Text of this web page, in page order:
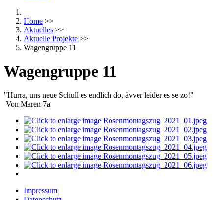
Home >>
Aktuelles >>
Aktuelle Projekte >>
Wagengruppe 11
Wagengruppe 11
"Hurra, uns neue Schull es endlich do, ävver leider es se zo!"
Von Maren 7a
Impressum